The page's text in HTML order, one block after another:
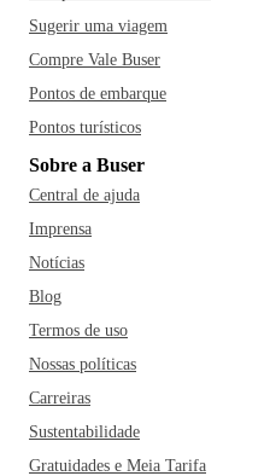
Sugerir uma viagem
Compre Vale Buser
Pontos de embarque
Pontos turísticos
Sobre a Buser
Central de ajuda
Imprensa
Notícias
Blog
Termos de uso
Nossas políticas
Carreiras
Sustentabilidade
Gratuidades e Meia Tarifa